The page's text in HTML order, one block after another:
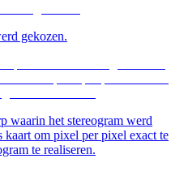
gekozen.
waarin het stereogram werd
om pixel per pixel exact te
te realiseren.